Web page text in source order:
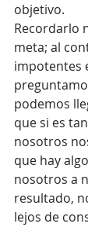
objetivo.
Recordarlo
meta; al
impotentes
podemos
que si es
nosotros
que hay
nosotros a
resultado,
lejos de